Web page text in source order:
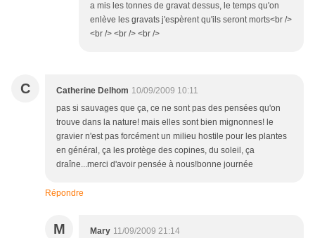
a mis les tonnes de gravat dessus, le temps qu'on
enlève les gravats j'espèrent qu'ils seront morts<br />
<br /> <br /> <br />
C Catherine Delhom 10/09/2009 10:11
pas si sauvages que ça, ce ne sont pas des pensées qu'on
trouve dans la nature! mais elles sont bien mignonnes! le
gravier n'est pas forcément un milieu hostile pour les plantes
en général, ça les protège des copines, du soleil, ça
draîne...merci d'avoir pensée à nous!bonne journée
Répondre
M Mary 11/09/2009 21:14